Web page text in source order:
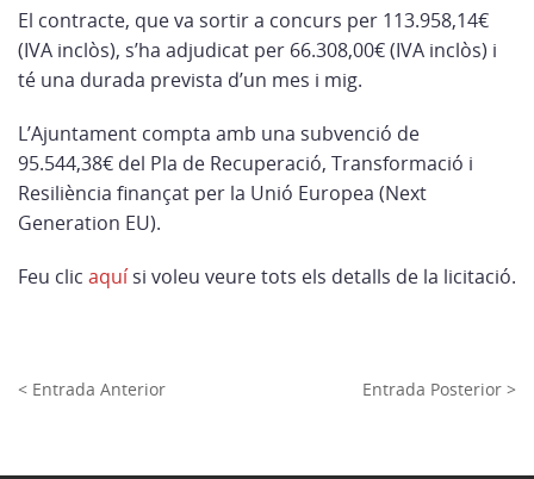
El contracte, que va sortir a concurs per 113.958,14€
(IVA inclòs), s’ha adjudicat per 66.308,00€ (IVA inclòs) i
té una durada prevista d’un mes i mig.
L’Ajuntament compta amb una subvenció de
95.544,38€ del Pla de Recuperació, Transformació i
Resiliència finançat per la Unió Europea (Next
Generation EU).
Feu clic aquísi voleu veure tots els detalls de la licitació.
< Entrada Anterior Entrada Posterior >